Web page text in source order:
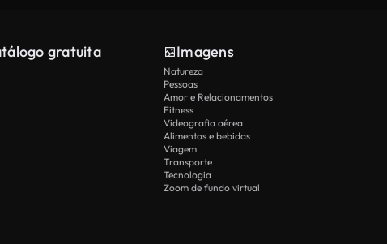
gratuita Imagens
Natureza
Pessoas
Amor e Relacionamentos
Fitness
Videografia aérea
Alimentos e bebidas
Viagem
Transporte
Tecnologia
Zoom de fundo virtual